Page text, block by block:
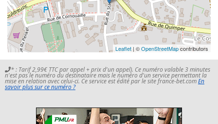
Leaflet | ©OpenStreetMapcontributors
* : Tarif 2,99€ TTC par appel + prix d'un appel). Ce numéro valable 3 minutes
n'est pas le numéro du destinataire mais le numéro d'un service permettant la
mise en relation avec celui-ci. Ce service est édité par le site france-bet.comEn
savoir plus sur ce numéro ?